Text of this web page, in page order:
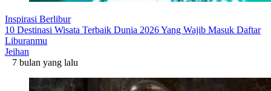
Inspirasi Berlibur
10 Destinasi Wisata Terbaik Dunia 2026 Yang Wajib Masuk Daftar
Liburanmu
Jeihan
7 bulan yang lalu